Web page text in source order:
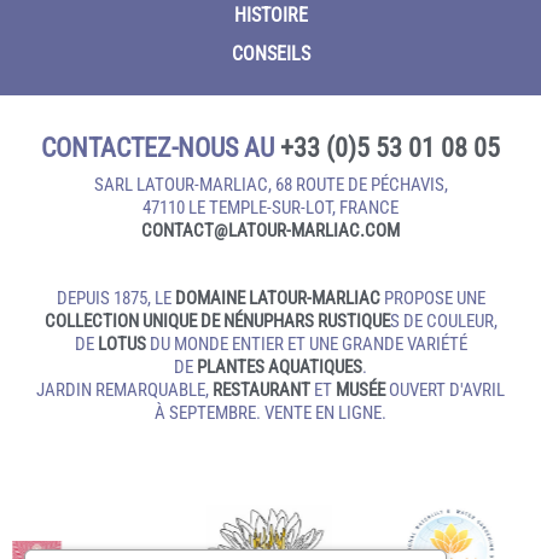
HISTOIRE
CONSEILS
CONTACTEZ-NOUS AU +33 (0)5 53 01 08 05
SARL LATOUR-MARLIAC, 68 ROUTE DE PÉCHAVIS,
47110 LE TEMPLE‑SUR‑LOT, FRANCE
CONTACT@LATOUR‑MARLIAC.COM
DEPUIS 1875, LE DOMAINE LATOUR-MARLIACPROPOSE UNE
COLLECTION UNIQUE DE NÉNUPHARS RUSTIQUES DE COULEUR,
DE LOTUSDU MONDE ENTIER ET UNE GRANDE VARIÉTÉ
DE PLANTES AQUATIQUES.
JARDIN REMARQUABLE, RESTAURANT ET MUSÉEOUVERT D'AVRIL
À SEPTEMBRE. VENTE EN LIGNE.